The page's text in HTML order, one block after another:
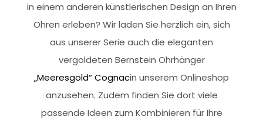
in einem anderen künstlerischen Design an Ihren
Ohren erleben? Wir laden Sie herzlich ein, sich
aus unserer Serie auch die eleganten
vergoldeten Bernstein Ohrhänger
„Meeresgold“ Cognacin unserem Onlineshop
anzusehen. Zudem finden Sie dort viele
passende Ideen zum Kombinieren für Ihre